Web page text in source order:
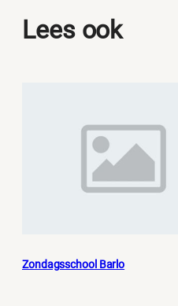
Lees ook
Zondagsschool Barlo